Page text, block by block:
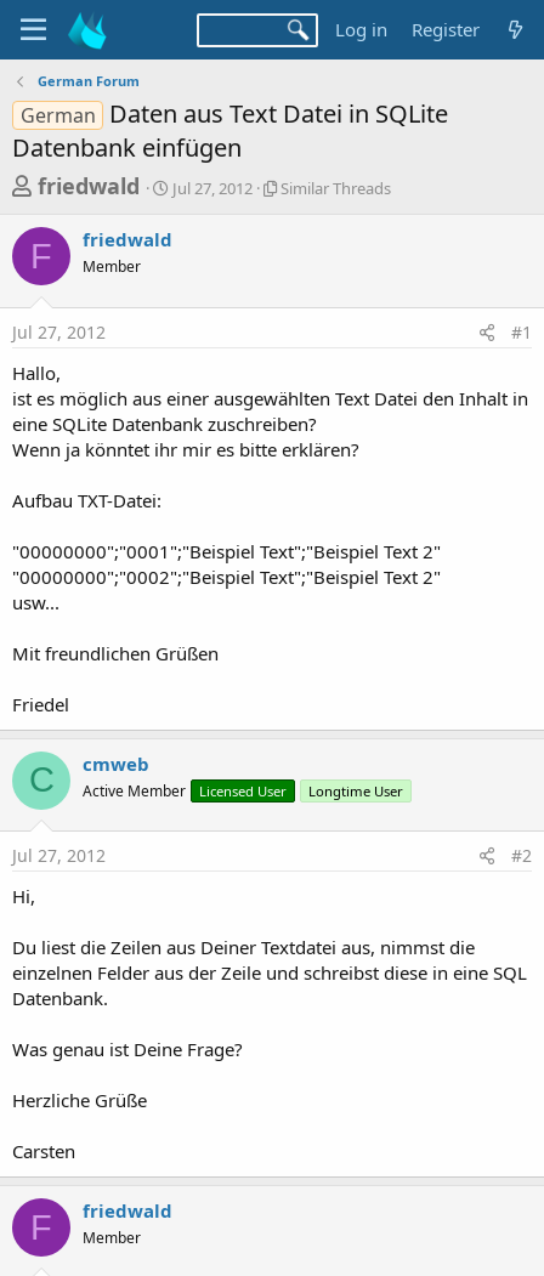
Log in Register
German Forum
German
Daten aus Text Datei in SQLite
Datenbank einfügen
T
r
a
d
s
t
a
r
t
r
friedwald
S
t
a
Jul 27, 2012
S
r
e
a
d
Similar Threads
F friedwald
Member
Jul 27, 2012 #1
Hallo,
ist es möglich aus einer ausgewählten Text Datei den Inhalt in
eine SQLite Datenbank zuschreiben?
Wenn ja könntet ihr mir es bitte erklären?
Aufbau TXT-Datei:
"00000000";"0001";"Beispiel Text";"Beispiel Text 2"
"00000000";"0002";"Beispiel Text";"Beispiel Text 2"
usw...
Mit freundlichen Grüßen
Friedel
C cmweb
Active Member Licensed User Longtime User
Jul 27, 2012 #2
Hi,
Du liest die Zeilen aus Deiner Textdatei aus, nimmst die
einzelnen Felder aus der Zeile und schreibst diese in eine SQL
Datenbank.
Was genau ist Deine Frage?
Herzliche Grüße
Carsten
F friedwald
Member